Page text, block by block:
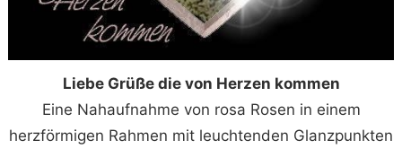
Liebe Grüße die von Herzen kommen
Eine Nahaufnahme von rosa Rosen in einem
herzförmigen Rahmen mit leuchtenden Glanzpunkten